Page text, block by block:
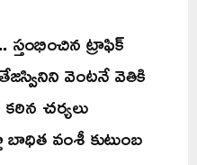
ట్రాఫిక్
వెంటనే వెతికి
చర్యలు
వంశీ కుటుంబ